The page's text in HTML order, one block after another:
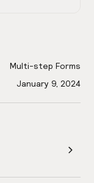
Multi-step Forms
January 9, 2024